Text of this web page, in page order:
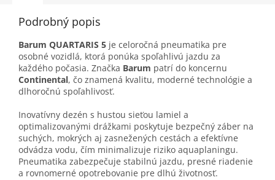
Podrobný popis
Barum QUARTARIS 5 je celoročná pneumatika pre
osobné vozidlá, ktorá ponúka spoľahlivú jazdu za
každého počasia. Značka Barum patrí do koncernu
Continental, čo znamená kvalitu, moderné technológie a
dlhoročnú spoľahlivosť.
Inovatívny dezén s hustou sieťou lamiel a
optimalizovanými drážkami poskytuje bezpečný záber na
suchých, mokrých aj zasnežených cestách a efektívne
odvádza vodu, čím minimalizuje riziko aquaplaningu.
Pneumatika zabezpečuje stabilnú jazdu, presné riadenie
a rovnomerné opotrebovanie pre dlhú životnosť.